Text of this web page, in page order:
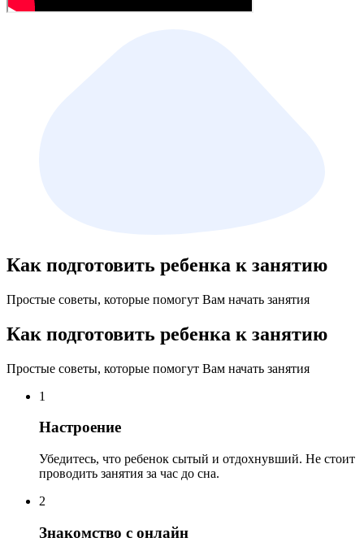
Как подготовить ребенка к занятию
Простые советы, которые помогут Вам начать занятия
Как подготовить ребенка к занятию
Простые советы, которые помогут Вам начать занятия
1
Настроение
Убедитесь, что ребенок сытый и отдохнувший. Не стоит
проводить занятия за час до сна.
2
Знакомство с онлайн